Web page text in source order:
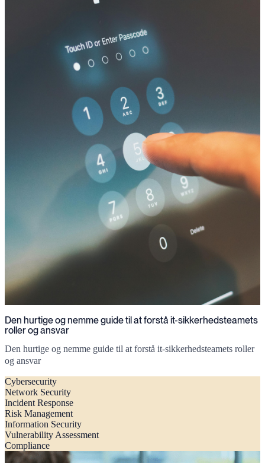
Den hurtige og nemme guide til at forstå it-sikkerhedsteamets
roller og ansvar
Den hurtige og nemme guide til at forstå it-sikkerhedsteamets roller
og ansvar
Cybersecurity
Network Security
Incident Response
Risk Management
Information Security
Vulnerability Assessment
Compliance